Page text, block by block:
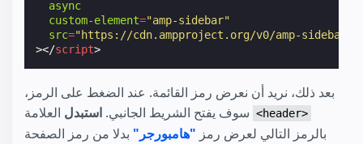
async
custom-element="amp-sidebar"
src="https://cdn.ampproject.org/v0/amp-sidebar-
></script>
بعد ذلك، نريد أن نعرض رمز القائمة. عند الضغط على الرمز،
سوف يفتح الشريط الجانبي. استبدل <header>
بالرمز التالي لعرض رمز "هامبورجر" بدلا من رمز الصفحة